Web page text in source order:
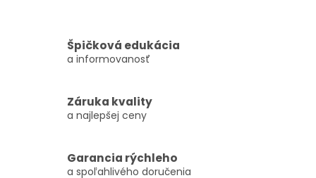
Špičková edukácia
a informovanosť
Záruka kvality
a najlepšej ceny
Garancia rýchleho
a spoľahlivého doručenia